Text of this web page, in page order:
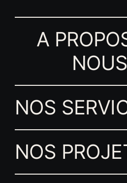
A
NOUS
NOS
NOS